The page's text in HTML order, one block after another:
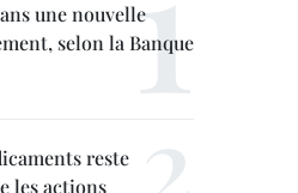
une nouvelle
selon la Banque
reste
les actions